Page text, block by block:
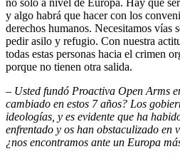
y algo habrá que hacer con los
derechos humanos. Necesitamos vías
pedir asilo y refugio. Con nuestra
todas estas personas hacia el crimen
porque no tienen otra salida.
– Usted fundó Proactiva Open Arms
cambiado en estos 7 años? Los
ideologías, y es evidente que ha
enfrentado y os han obstaculizado en
¿nos encontramos ante un Europa